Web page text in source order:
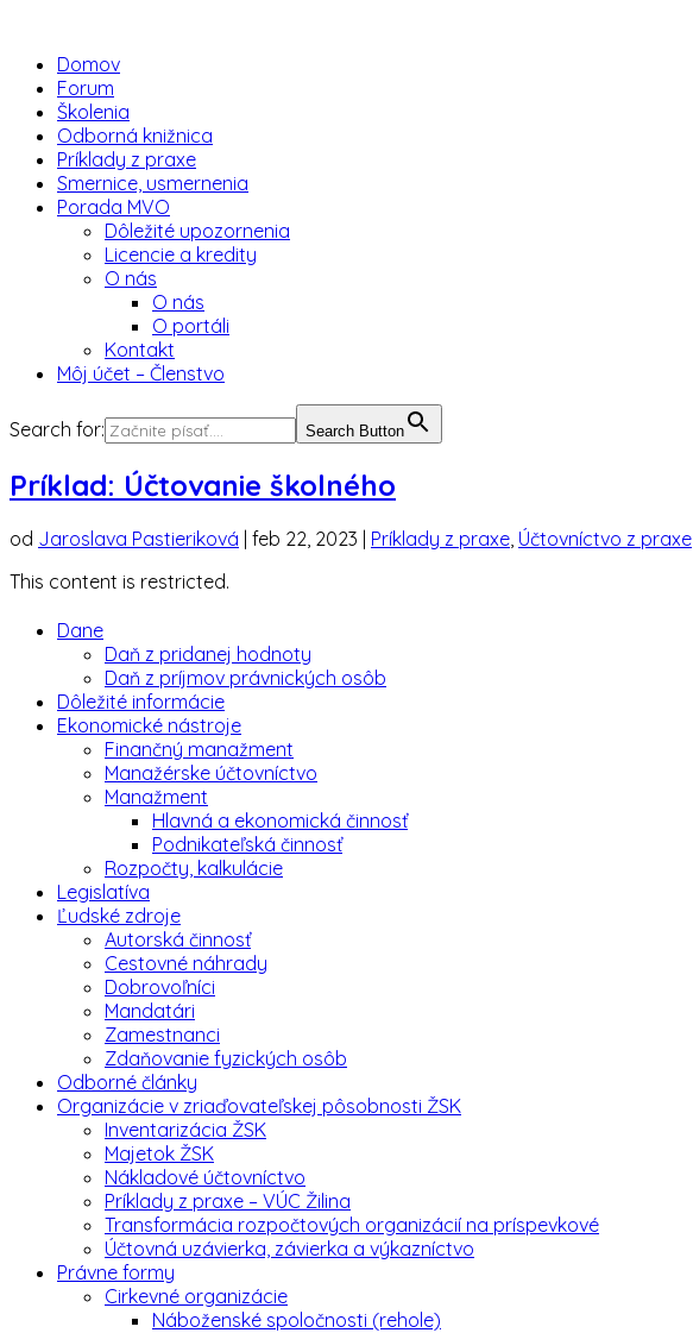
Domov
Forum
Školenia
Odborná knižnica
Príklady z praxe
Smernice, usmernenia
Porada MVO
Dôležité upozornenia
Licencie a kredity
O nás
O nás
O portáli
Kontakt
Môj účet – Členstvo
Search for: Search Button
Príklad: Účtovanie školného
od Jaroslava Pastieriková | feb 22, 2023 | Príklady z praxe Účtovníctvo z praxe
This content is restricted.
Dane
Daň z pridanej hodnoty
Daň z príjmov právnických osôb
Dôležité informácie
Ekonomické nástroje
Finančný manažment
Manažérske účtovníctvo
Manažment
Hlavná a ekonomická činnosť
Podnikateľská činnosť
Rozpočty, kalkulácie
Legislatíva
Ľudské zdroje
Autorská činnosť
Cestovné náhrady
Dobrovoľníci
Mandatári
Zamestnanci
Zdaňovanie fyzických osôb
Odborné články
Organizácie v zriaďovateľskej pôsobnosti ŽSK
Inventarizácia ŽSK
Majetok ŽSK
Nákladové účtovníctvo
Príklady z praxe – VÚC Žilina
Transformácia rozpočtových organizácií na príspevkové
Účtovná uzávierka, závierka a výkazníctvo
Právne formy
Cirkevné organizácie
Náboženské spoločnosti (rehole)